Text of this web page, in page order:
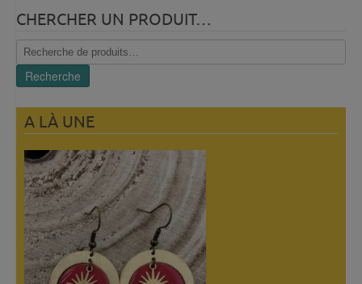
CHERCHER UN PRODUIT…
Recherche
pour :
Recherche
A LÀ UNE